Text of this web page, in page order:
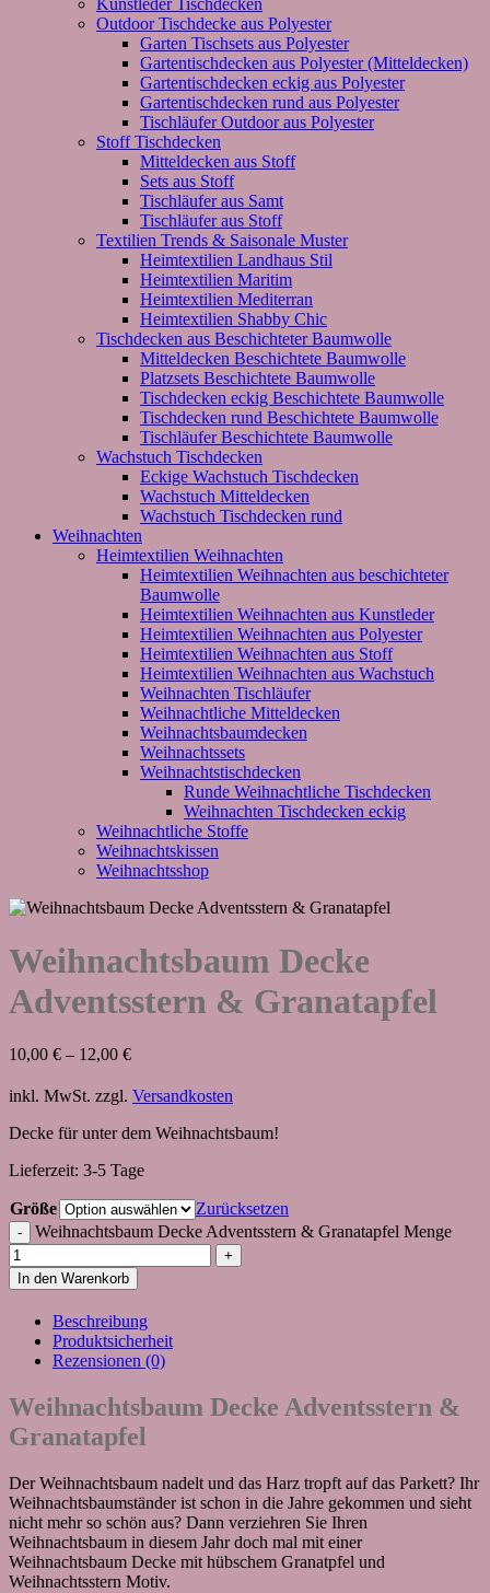
Outdoor Tischdecke aus Polyester
Garten Tischsets aus Polyester
Gartentischdecken aus Polyester (Mitteldecken)
Gartentischdecken eckig aus Polyester
Gartentischdecken rund aus Polyester
Tischläufer Outdoor aus Polyester
Stoff Tischdecken
Mitteldecken aus Stoff
Sets aus Stoff
Tischläufer aus Samt
Tischläufer aus Stoff
Textilien Trends & Saisonale Muster
Heimtextilien Landhaus Stil
Heimtextilien Maritim
Heimtextilien Mediterran
Heimtextilien Shabby Chic
Tischdecken aus Beschichteter Baumwolle
Mitteldecken Beschichtete Baumwolle
Platzsets Beschichtete Baumwolle
Tischdecken eckig Beschichtete Baumwolle
Tischdecken rund Beschichtete Baumwolle
Tischläufer Beschichtete Baumwolle
Wachstuch Tischdecken
Eckige Wachstuch Tischdecken
Wachstuch Mitteldecken
Wachstuch Tischdecken rund
Weihnachten
Heimtextilien Weihnachten
Heimtextilien Weihnachten aus beschichteter
Baumwolle
Heimtextilien Weihnachten aus Kunstleder
Heimtextilien Weihnachten aus Polyester
Heimtextilien Weihnachten aus Stoff
Heimtextilien Weihnachten aus Wachstuch
Weihnachten Tischläufer
Weihnachtliche Mitteldecken
Weihnachtsbaumdecken
Weihnachtssets
Weihnachtstischdecken
Runde Weihnachtliche Tischdecken
Weihnachten Tischdecken eckig
Weihnachtliche Stoffe
Weihnachtskissen
Weihnachtsshop
Weihnachtsbaum Decke
Adventsstern & Granatapfel
10,00 € – 12,00 €
inkl. MwSt. zzgl. Versandkosten
Decke für unter dem Weihnachtsbaum!
Lieferzeit: 3-5 Tage
Größe
Zurücksetzen
Weihnachtsbaum Decke Adventsstern & Granatapfel Menge
In den Warenkorb
Beschreibung
Produktsicherheit
Rezensionen (0)
Weihnachtsbaum Decke Adventsstern &
Granatapfel
Der Weihnachtsbaum nadelt und das Harz tropft auf das Parkett? Ihr
Weihnachtsbaumständer ist schon in die Jahre gekommen und sieht
nicht mehr so schön aus? Dann verziehren Sie Ihren
Weihnachtsbaum in diesem Jahr doch mal mit einer
Weihnachtsbaum Decke mit hübschem Granatpfel und
Weihnachtsstern Motiv.